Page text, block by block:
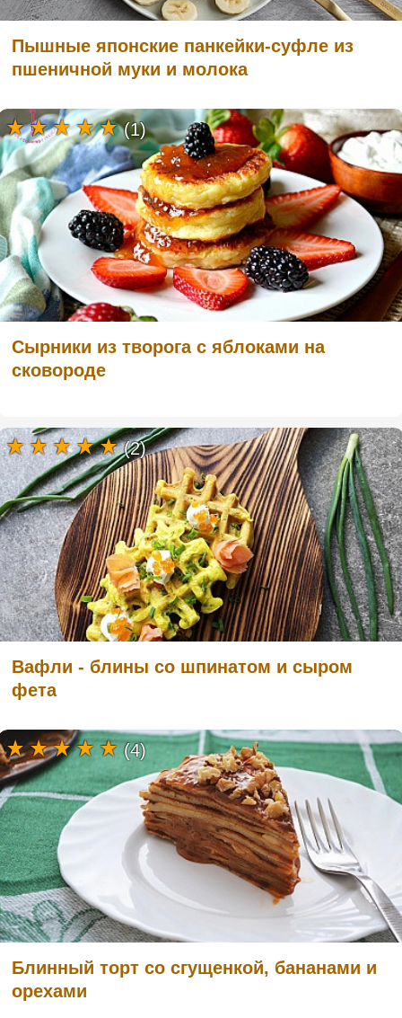
Пышные японские панкейки-суфле из
пшеничной муки и молока
Сырники из творога с яблоками на
сковороде
(1)
Вафли - блины со шпинатом и сыром
фета
(2)
Блинный торт со сгущенкой, бананами и
орехами
(4)